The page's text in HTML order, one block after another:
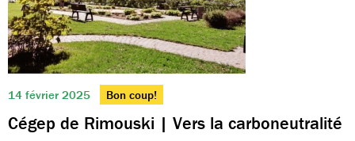
14 février 2025 Bon coup!
Cégep de Rimouski | Vers la carboneutralité